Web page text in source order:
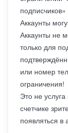
Аккаунты
Аккаунты не
только для
или номер
ограничения!
Это не
счетчике
появляться в